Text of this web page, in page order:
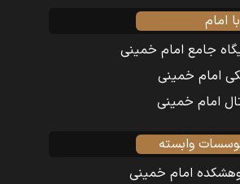
با امام
جامع امام خمینی
امام خمینی
امام خمینی
وابسته
امام خمینی